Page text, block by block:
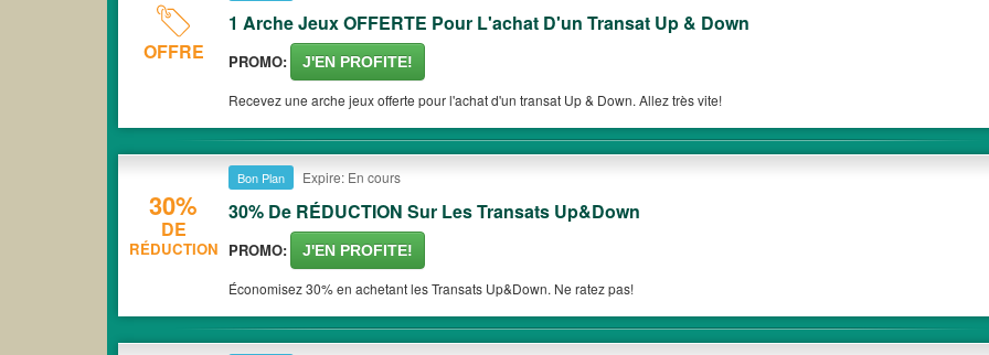
OFFRE
1 Arche Jeux OFFERTE Pour L'achat D'un Transat Up & Down
PROMO: J'EN PROFITE!
Recevez une arche jeux offerte pour l'achat d'un transat Up & Down. Allez très vite!
30%
DE
RÉDUCTION
Bon Plan Expire: En cours
30% De RÉDUCTION Sur Les Transats Up&Down
PROMO: J'EN PROFITE!
Économisez 30% en achetant les Transats Up&Down. Ne ratez pas!